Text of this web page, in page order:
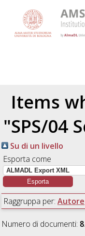
Items
"SPS/04
Su di un livello
Esporta come
Raggruppa per: Autore
Numero di documenti: 8.